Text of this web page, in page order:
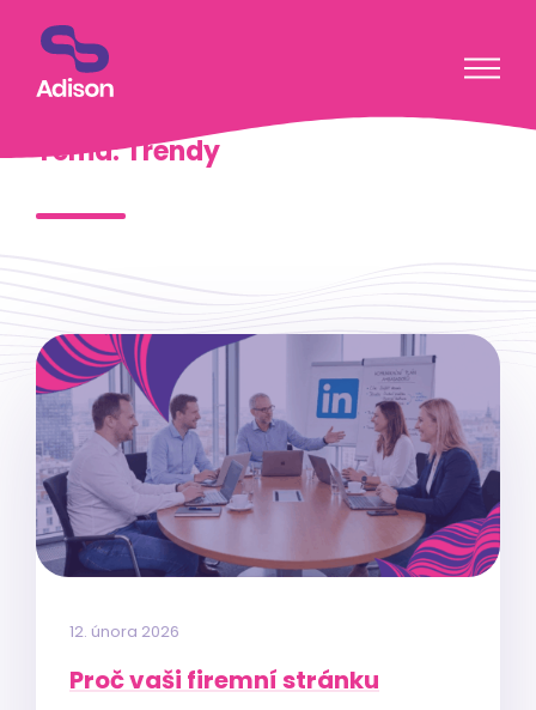
Přeskočit na obsah
Blog
Téma: Trendy
12. února 2026
Proč vaši firemní stránku